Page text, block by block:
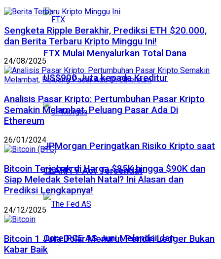
FTX Mulai Menyalurkan Total Dana
US$900 Juta kepada Kreditur
JPMorgan Peringatkan Risiko Kripto saat
CLARITY Act Tersendat
Core PCE AS Juni Melandai dan
Sengketa Ripple Berakhir, Prediksi ETH $20.000,
dan Berita Terbaru Kripto Minggu Ini!
24/08/2025
Analisis Pasar Kripto: Pertumbuhan Pasar Kripto
Semakin Melambat, Peluang Pasar Ada Di
Ethereum
26/01/2024
Bitcoin Terjebak di Harga $85K hingga $90K dan
Siap Meledak Setelah Natal? Ini Alasan dan
Prediksi Lengkapnya!
24/12/2025
Bitcoin 1 Juta Dolar Menurut Pendiri Ledger Bukan
Kabar Baik